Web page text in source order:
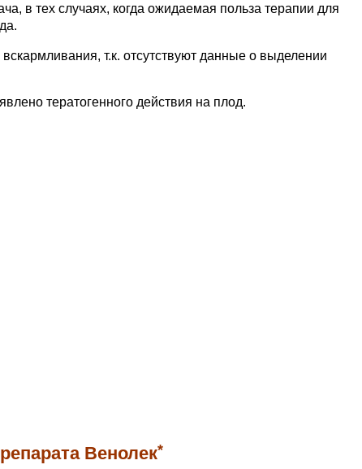
в тех случаях, когда ожидаемая польза терапии для
т.к. отсутствуют данные о выделении
тератогенного действия на плод.
Венолек*